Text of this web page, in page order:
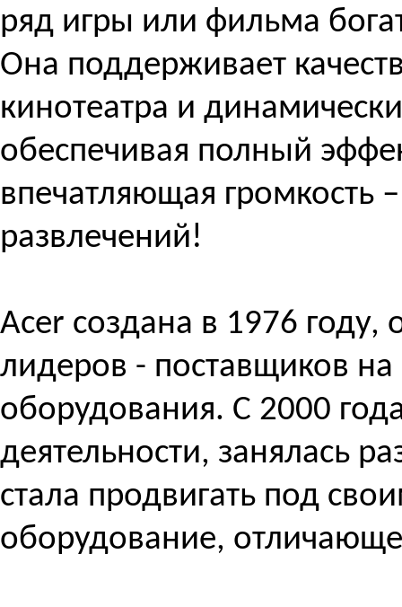
ряд игры или фильма
Она поддерживает
кинотеатра и
обеспечивая полный
впечатляющая громкость
развлечений!
Acer создана в 1976 году,
лидеров - поставщиков
оборудования. С 2000
деятельности, занялась
стала продвигать под
оборудование,